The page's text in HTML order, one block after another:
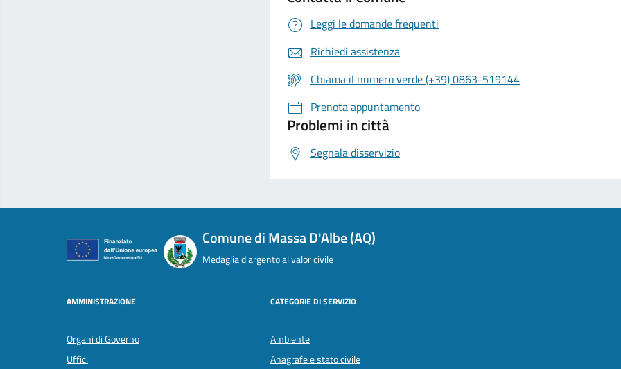
Leggi le domande frequenti
Richiedi assistenza
Chiama il numero verde (+39) 0863-519144
Prenota appuntamento
Problemi in città
Segnala disservizio
Comune di Massa D'Albe (AQ)
Medaglia d'argento al valor civile
AMMINISTRAZIONE
Organi di Governo
Uffici
CATEGORIE DI SERVIZIO
Ambiente
Anagrafe e stato civile